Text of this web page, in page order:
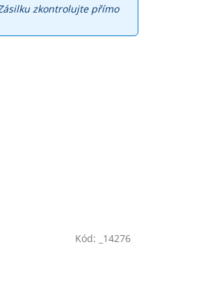
zkontrolujte přímo
Kód: _14276